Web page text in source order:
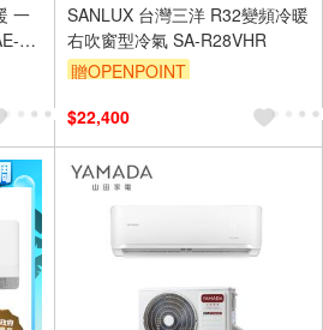
一
SANLUX 台灣三洋 R32變頻冷暖
右吹窗型冷氣 SA-R28VHR
贈OPENPOINT
$22,400